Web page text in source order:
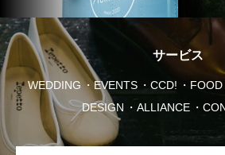
サービス
WEDDING EVENTS CCD!
DESIGN
ALLIANCE